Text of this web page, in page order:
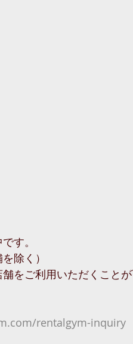
す。
除く）
をご利用いただくことが
rentalgym-inquiry